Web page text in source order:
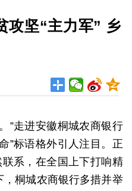
攻坚“主力军” 乡
走进安徽桐城农商银行
”标语格外引人注目。正
联系，在全国上下打响精
桐城农商银行多措并举